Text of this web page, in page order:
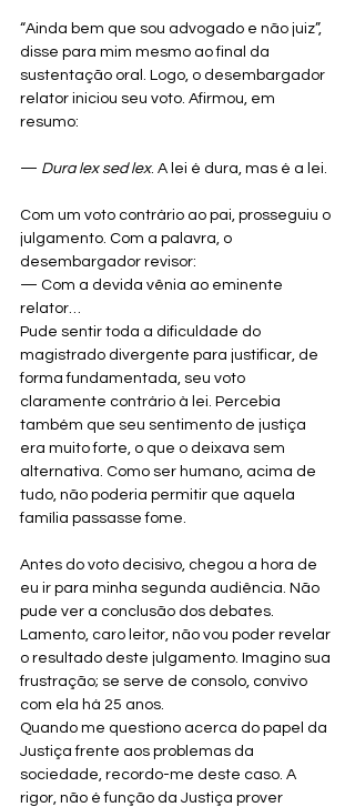
“Ainda bem que sou advogado e não juiz”,
disse para mim mesmo ao final da
sustentação oral. Logo, o desembargador
relator iniciou seu voto. Afirmou, em
resumo:
— Dura lex sed lex. A lei é dura, mas é a lei.
Com um voto contrário ao pai, prosseguiu o
julgamento. Com a palavra, o
desembargador revisor:
— Com a devida vênia ao eminente
relator…
Pude sentir toda a dificuldade do
magistrado divergente para justificar, de
forma fundamentada, seu voto
claramente contrário à lei. Percebia
também que seu sentimento de justiça
era muito forte, o que o deixava sem
alternativa. Como ser humano, acima de
tudo, não poderia permitir que aquela
família passasse fome.
Antes do voto decisivo, chegou a hora de
eu ir para minha segunda audiência. Não
pude ver a conclusão dos debates.
Lamento, caro leitor, não vou poder revelar
o resultado deste julgamento. Imagino sua
frustração; se serve de consolo, convivo
com ela há 25 anos.
Quando me questiono acerca do papel da
Justiça frente aos problemas da
sociedade, recordo-me deste caso. A
rigor, não é função da Justiça prover